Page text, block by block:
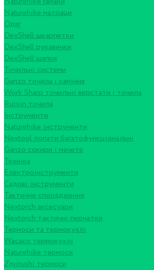
Naturehike матраци
Одяг
DexShell шкарпетки
DexShell рукавички
DexShell шапки
Точильні системи
Ganzo точила і каміння
Work Sharp точильні верстати і точила
Ruixin точила
Інструменти
Naturehike інструменти
Nextool лопати багатофункціональні
Ganzo сокири і мачете
Техніка
Електроінструменти
Садові інструменти
Тактичне спорядження
Nextorch аксесуари
Nextorch тактичні перчатки
Термоси та термокухлі
Wacaco термокухлі
Naturehike термоси
Zojirushi термоси